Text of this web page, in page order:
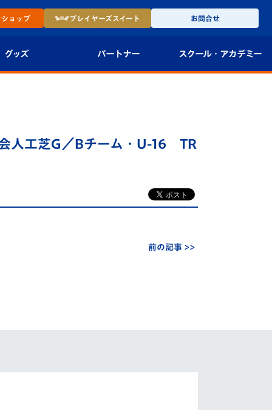
ショップ プレイヤーズスイート お問合せ
グッズ パートナー
法人限定 VIP BOX
スクール・ アカデミー
U-15
スクール
人工芝G／Bチーム・U-16 TR
前の記事 >>